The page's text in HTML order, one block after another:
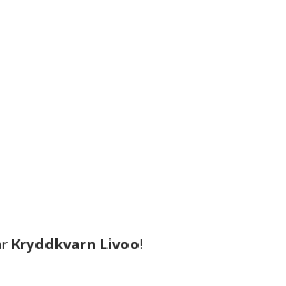
Kryddkvarn Livoo!